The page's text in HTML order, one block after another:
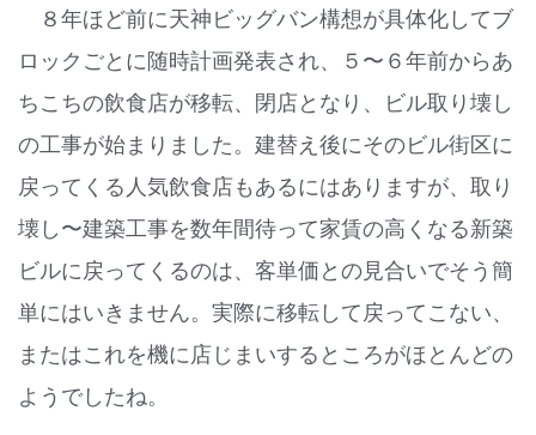
８年ほど前に天神ビッグバン構想が具体化してブ
ロックごとに随時計画発表され、５〜６年前からあ
ちこちの飲食店が移転、閉店となり、ビル取り壊し
の工事が始まりました。建替え後にそのビル街区に
戻ってくる人気飲食店もあるにはありますが、取り
壊し〜建築工事を数年間待って家賃の高くなる新築
ビルに戻ってくるのは、客単価との見合いでそう簡
単にはいきません。実際に移転して戻ってこない、
またはこれを機に店じまいするところがほとんどの
ようでしたね。